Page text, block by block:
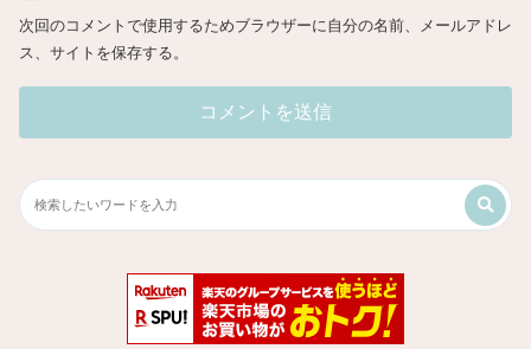
次回のコメントで使用するためブラウザーに自分の名前、メールアドレ
ス、サイトを保存する。